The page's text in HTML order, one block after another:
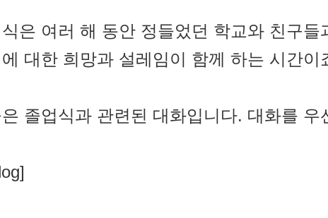
은 여러 해 동안 정들었던 학교와 친구들
대한 희망과 설레임이 함께 하는 시간이
은 졸업식과 관련된 대화입니다. 대화를 우